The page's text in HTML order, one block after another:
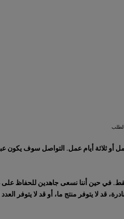
أيام عمل. التواصل سوف يكون عبر
في حين أننا نسعى جاهدين للحفاظ
قد لا يتوفر منتج ما، أو قد لا يتوفر